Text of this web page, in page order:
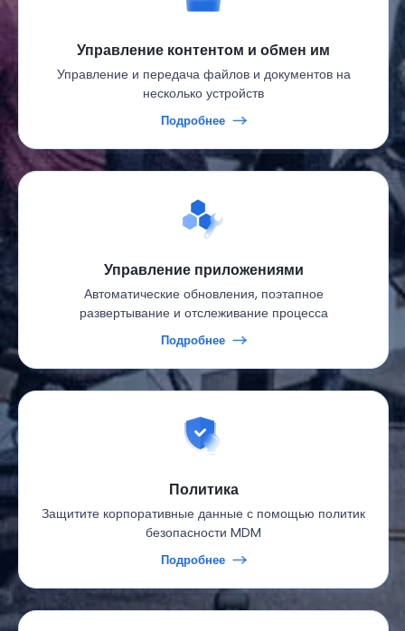
Управление контентом и обмен им
Управление и передача файлов и документов на
несколько устройств
Подробнее
Управление приложениями
Автоматические обновления, поэтапное
развертывание и отслеживание процесса
Подробнее
Политика
Защитите корпоративные данные с помощью политик
безопасности MDM
Подробнее